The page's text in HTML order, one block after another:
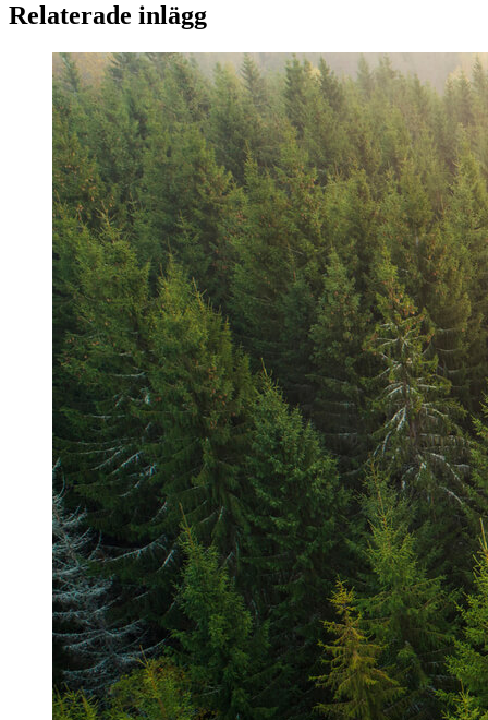
Relaterade inlägg